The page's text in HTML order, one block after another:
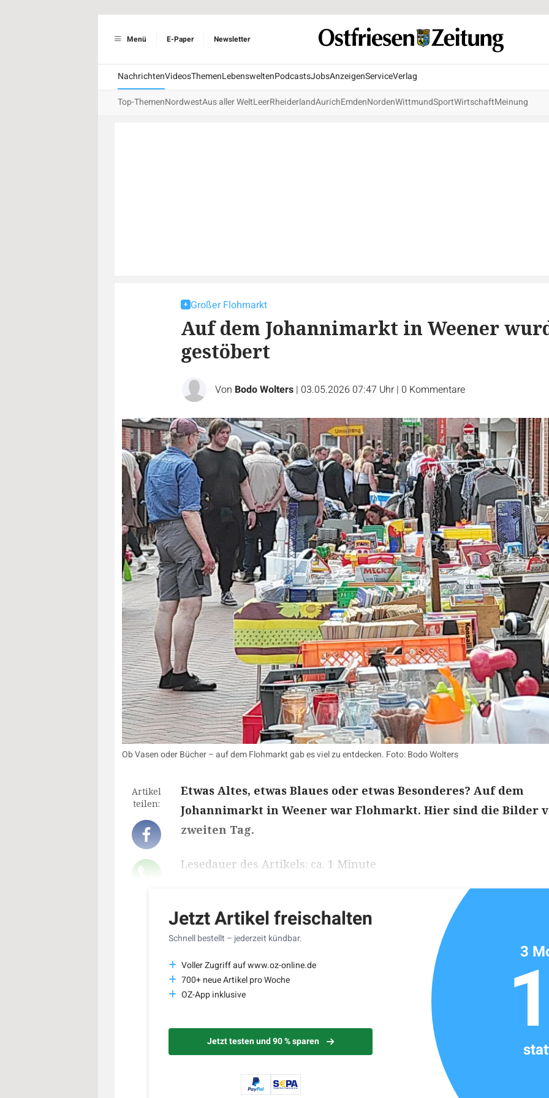
Menü E-Paper Newsletter
NachrichtenVideosThemenLebensweltenPodcastsJobsAnzeigenServiceVerlag
Top-ThemenNordwestAus aller WeltLeerRheiderlandAurichEmdenNordenWittmundSportWirtschaftMeinung
Großer Flohmarkt
Auf dem Johannimarkt in Weener
gestöbert
Von Bodo Wolters | 03.05.2026 07:47 Uhr | 0 Kommentare
Ob Vasen oder Bücher – auf dem Flohmarkt gab es viel zu entdecken. Foto: Bodo Wolters
Artikel
teilen:
Etwas Altes, etwas Blaues oder etwas Besonderes? Auf dem
Johannimarkt in Weener war Flohmarkt. Hier sind die Bilder
zweiten Tag.
Lesedauer des Artikels: ca. 1 Minute
Jetzt Artikel freischalten
Schnell bestellt – jederzeit kündbar.
Voller Zugriff auf www.oz-online.de
700+ neue Artikel pro Woche
OZ-App inklusive
Jetzt testen und 90 % sparen
3